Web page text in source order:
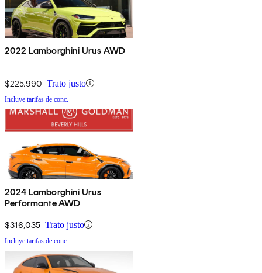
2022 Lamborghini Urus AWD
$225,990 Trato justo
Incluye tarifas de conc.
2024 Lamborghini Urus
Performante AWD
$316,035 Trato justo
Incluye tarifas de conc.